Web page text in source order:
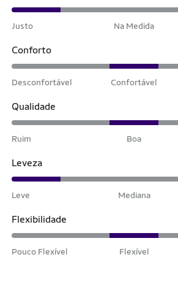
Justo Na Medida
Conforto
Desconfortável Confortável
Qualidade
Ruim Boa
Leveza
Leve Mediana
Flexibilidade
Pouco Flexível Flexível